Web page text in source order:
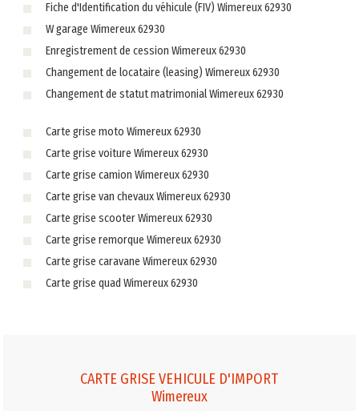
Fiche d'Identification du véhicule (FIV) Wimereux 62930
W garage Wimereux 62930
Enregistrement de cession Wimereux 62930
Changement de locataire (leasing) Wimereux 62930
Changement de statut matrimonial Wimereux 62930
Carte grise moto Wimereux 62930
Carte grise voiture Wimereux 62930
Carte grise camion Wimereux 62930
Carte grise van chevaux Wimereux 62930
Carte grise scooter Wimereux 62930
Carte grise remorque Wimereux 62930
Carte grise caravane Wimereux 62930
Carte grise quad Wimereux 62930
CARTE GRISE VEHICULE D'IMPORT
Wimereux